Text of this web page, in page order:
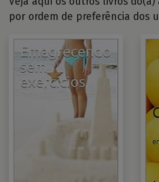
por ordem de preferência dos